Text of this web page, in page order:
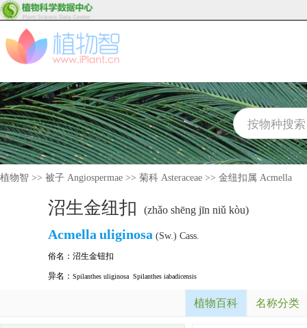
植物智 >> 被子 Angiospermae >> 菊科 Asteraceae >> 金纽扣属 Acmella
沼生金纽扣 (zhǎo shēng jīn niǔ kòu)
Acmella uliginosa (Sw.) Cass.
俗名： 沼生金钮扣
异名： Spilanthes uliginosa Spilanthes iabadicensis
植物百科 名称分类